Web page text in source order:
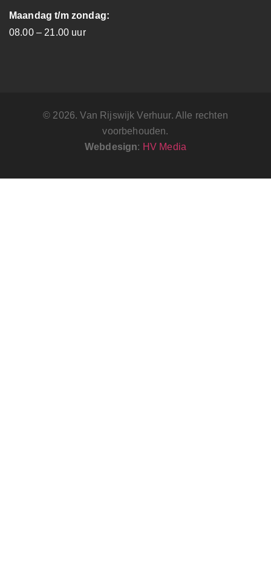
Maandag t/m zondag:
08.00 – 21.00 uur
© 2026. Van Rijswijk Verhuur. Alle rechten
voorbehouden.
Webdesign: HV Media